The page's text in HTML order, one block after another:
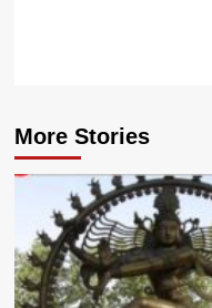
More Stories